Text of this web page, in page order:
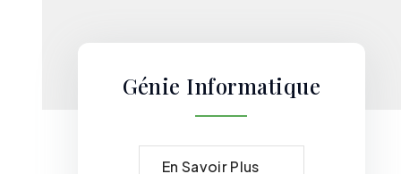
Génie Informatique
En Savoir Plus